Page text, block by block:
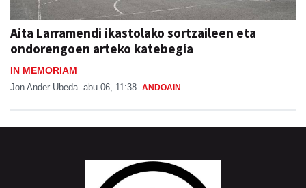
Aita Larramendi ikastolako sortzaileen eta
ondorengoen arteko katebegia
IN MEMORIAM
Jon Ander Ubeda abu 06, 11:38 ANDOAIN